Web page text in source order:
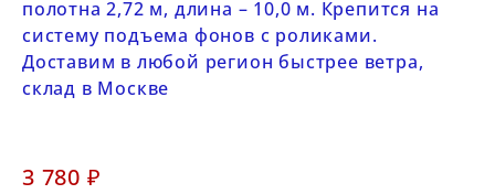
полотна 2,72 м, длина – 10,0 м. Крепится на
систему подъема фонов с роликами.
Доставим в любой регион быстрее ветра,
склад в Москве
3 780 ₽